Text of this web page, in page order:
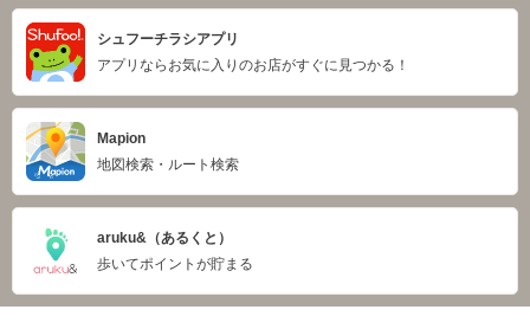
シュフーチラシアプリ
アプリならお気に入りのお店がすぐに見つかる！
Mapion
地図検索・ルート検索
aruku&（あるくと）
歩いてポイントが貯まる